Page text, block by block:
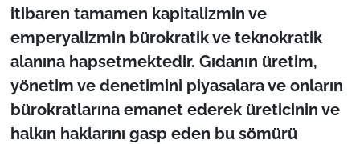
itibaren tamamen kapitalizmin ve
emperyalizmin bürokratik ve teknokratik
alanına hapsetmektedir. Gıdanın üretim,
yönetim ve denetimini piyasalara ve onların
bürokratlarına emanet ederek üreticinin ve
halkın haklarını gasp eden bu sömürü